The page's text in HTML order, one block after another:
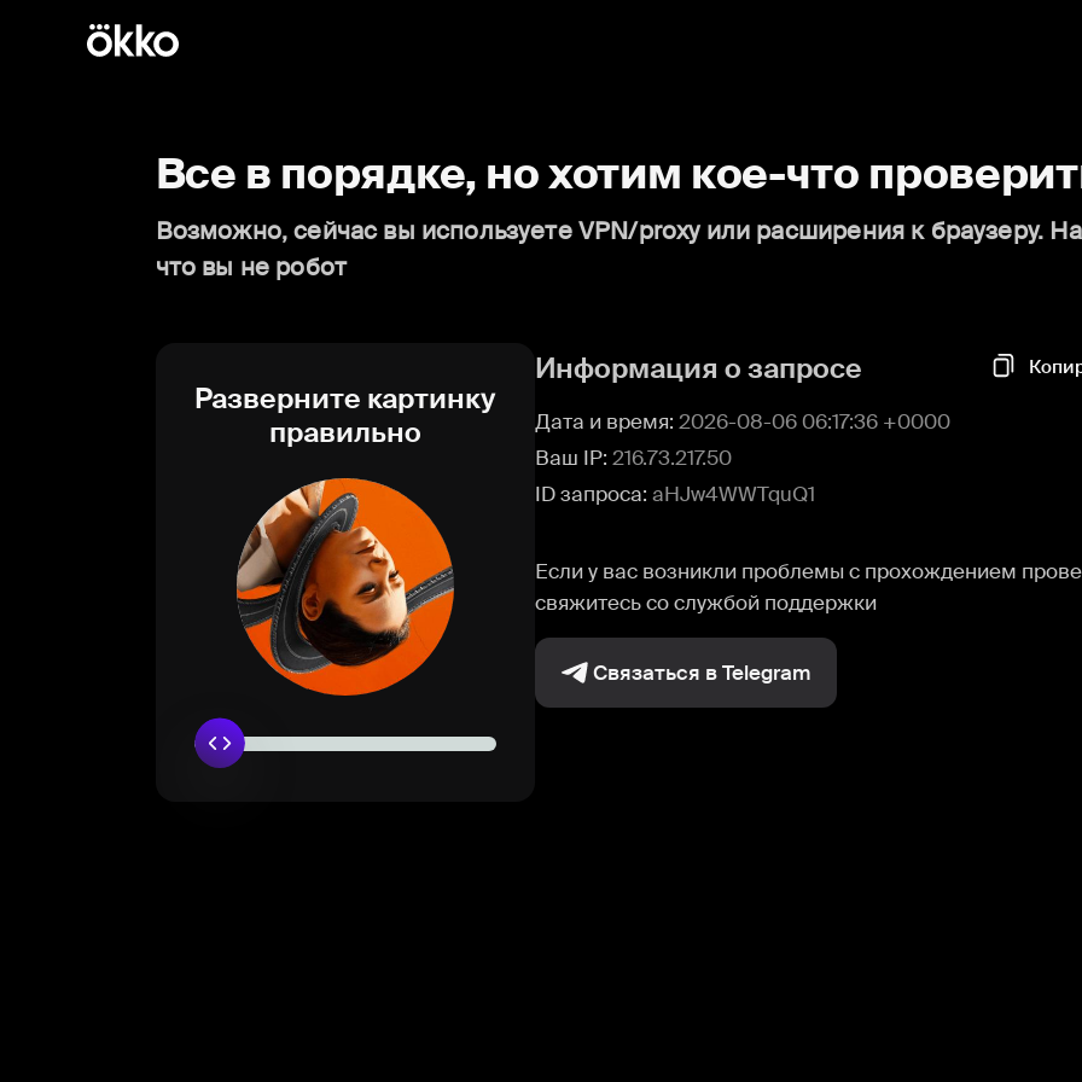
Все в порядке, но хотим кое-что
Возможно, сейчас вы используете VPN/proxy или расширения к браузеру.
что вы не робот
Разверните картинку
правильно
Информация о запросе
Дата и время: 2026-08-06 06:17:36 +0000
Ваш IP: 216.73.217.50
ID запроса: aHJw4WWTquQ1
Если у вас возникли проблемы с прохождением
свяжитесь со службой поддержки
Связаться в Telegram